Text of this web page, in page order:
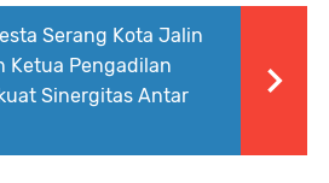
Serang Kota Jalin
Ketua Pengadilan
Sinergitas Antar